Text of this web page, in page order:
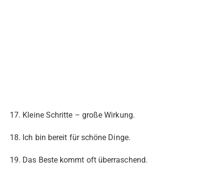
17. Kleine Schritte – große Wirkung.
18. Ich bin bereit für schöne Dinge.
19. Das Beste kommt oft überraschend.